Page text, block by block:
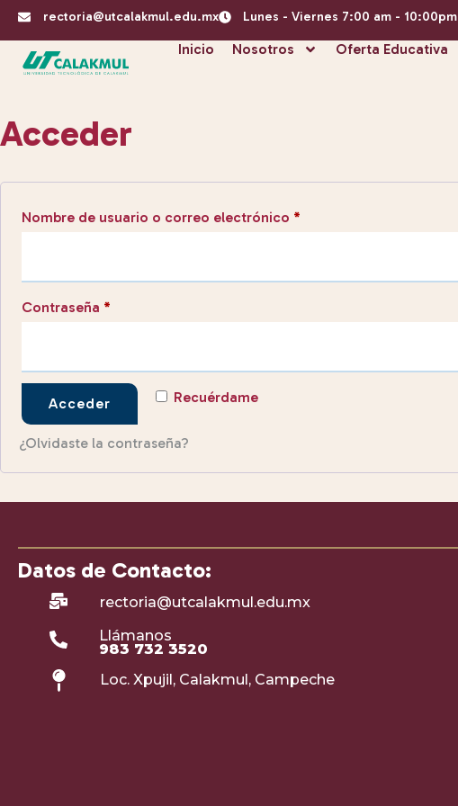
rectoria@utcalakmul.edu.mx Lunes - Viernes 7:00 am - 10:00pm
Inicio Nosotros Oferta Educativa
Acceder
Nombre de usuario o correo electrónico *
Contraseña *
Recuérdame
Acceder
¿Olvidaste la contraseña?
Datos de Contacto:
rectoria@utcalakmul.edu.mx
Llámanos
983 732 3520
Loc. Xpujil, Calakmul, Campeche